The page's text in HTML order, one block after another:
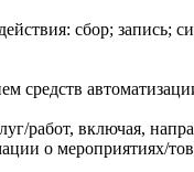
сбор; запись;
средств
работ, включая,
о мероприятиях/